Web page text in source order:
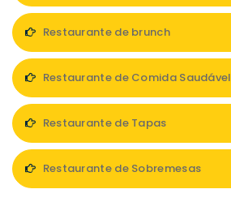
Restaurante de brunch
Restaurante de Comida Saudável
Restaurante de Tapas
Restaurante de Sobremesas